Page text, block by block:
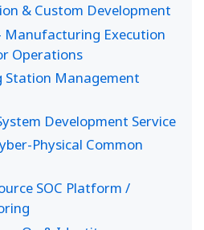
& Custom Development
Manufacturing Execution
Operations
Station Management
Development Service
Physical Common
SOC Platform /